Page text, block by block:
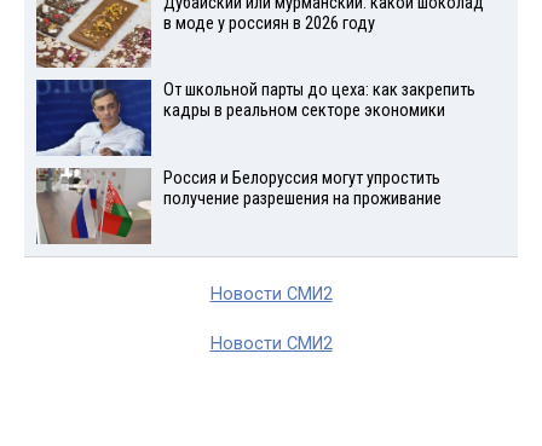
в моде у россиян в 2026 году
От школьной парты до цеха: как закрепить
кадры в реальном секторе экономики
Россия и Белоруссия могут упростить
получение разрешения на проживание
Новости СМИ2
Новости СМИ2